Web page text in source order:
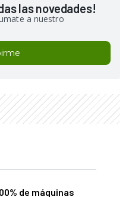
las novedades!
a nuestro
de máquinas